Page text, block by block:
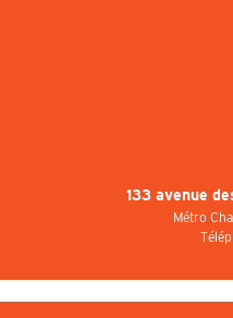
133 avenue
Métro